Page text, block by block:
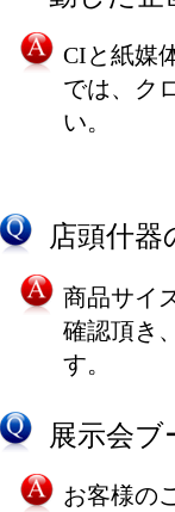
CIと紙媒
では、ク
い。
店頭什
商品サイ
確認頂き
す。
展示会
お客様の